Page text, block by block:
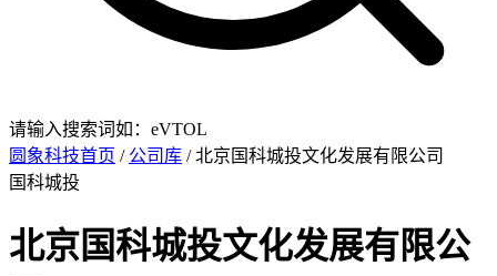
请输入搜索词如：eVTOL
圆象科技首页 / 公司库 / 北京国科城投文化发展有限公司
国科城投
北京国科城投文化发展有限公